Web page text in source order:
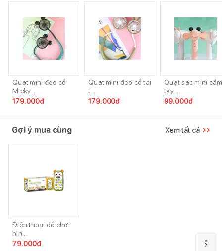
Quạt mini đeo cổ
Micky...
179.000đ
Quạt mini đeo cổ tai
t...
179.000đ
Quạt sạc mini cầm
tay ...
99.000đ
Gợi ý mua cùng Xem tất cả
Điện thoại đồ chơi
hìn...
79.000đ